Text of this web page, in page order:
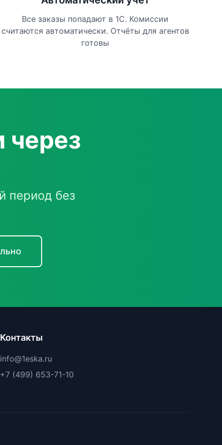
Все заказы попадают в 1С. Комиссии
считаются автоматически. Отчёты для агентов
готовы
период без
Контакты
info@1eska.ru
+7 (499) 653-71-10